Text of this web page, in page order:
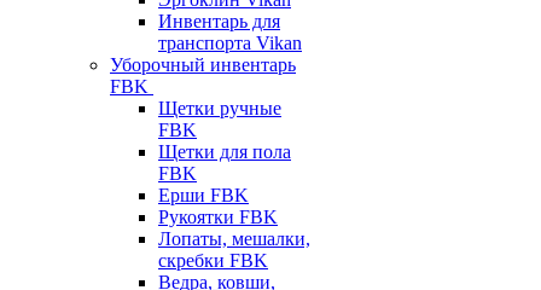
Инвентарь для
транспорта Vikan
Уборочный инвентарь
FBK
Щетки ручные
FBK
Щетки для пола
FBK
Ерши FBK
Рукоятки FBK
Лопаты, мешалки,
скребки FBK
Ведра, ковши,